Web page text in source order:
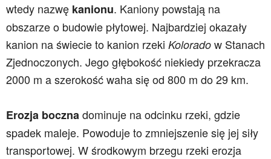
wtedy nazwę kanionu. Kaniony powstają na
obszarze o budowie płytowej. Najbardziej okazały
kanion na świecie to kanion rzeki Kolorado w Stanach
Zjednoczonych. Jego głębokość niekiedy przekracza
2000 m a szerokość waha się od 800 m do 29 km.
Erozja bocznadominuje na odcinku rzeki, gdzie
spadek maleje. Powoduje to zmniejszenie się jej siły
transportowej. W środkowym brzegu rzeki erozja